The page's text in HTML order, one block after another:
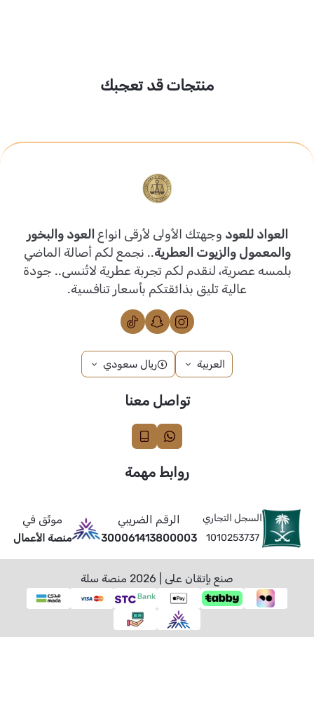
منتجات قد تعجبك
العواد للعود وجهتك الأولى لأرقى انواع العود والبخور
والمعمول والزيوت العطرية.. نجمع لكم أصالة الماضي
بلمسه عصرية، لنقدم لكم تجربة عطرية لاتُنسى.. جودة
عالية تليق بذائقتكم بأسعار تنافسية.
العربية ريال سعودي
تواصل معنا
روابط مهمة
السجل التجاري
1010253737
الرقم الضريبي
300061413800003
موثّق في
منصة الأعمال
صنع بإتقان على | 2026 منصة سلة